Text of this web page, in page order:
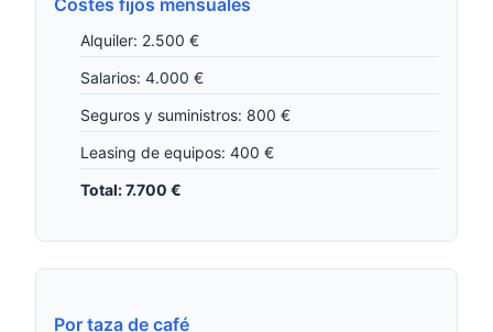
Costes fijos mensuales
Alquiler: 2.500 €
Salarios: 4.000 €
Seguros y suministros: 800 €
Leasing de equipos: 400 €
Total: 7.700 €
Por taza de café